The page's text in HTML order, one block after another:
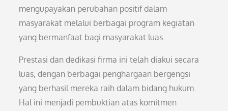
mengupayakan perubahan positif dalam
masyarakat melalui berbagai program kegiatan
yang bermanfaat bagi masyarakat luas.
Prestasi dan dedikasi firma ini telah diakui secara
luas, dengan berbagai penghargaan bergengsi
yang berhasil mereka raih dalam bidang hukum.
Hal ini menjadi pembuktian atas komitmen